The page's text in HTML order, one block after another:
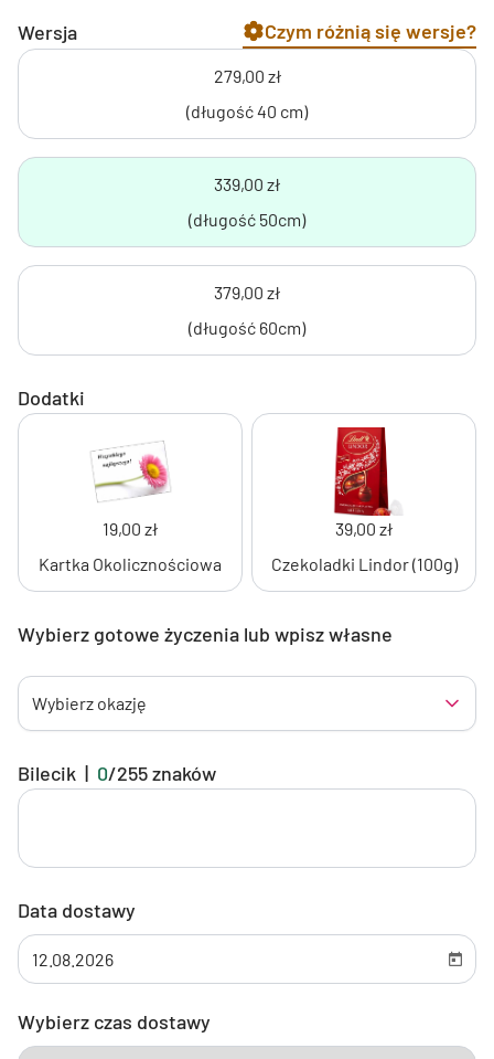
Wersja Czym różnią się wersje?
279,00 zł
(długość 40 cm)
339,00 zł
(długość 50cm)
379,00 zł
(długość 60cm)
Dodatki
19,00 zł
Kartka Okolicznościowa
39,00 zł
Czekoladki Lindor (100g)
Wybierz gotowe życzenia lub wpisz własne
Wybierz okazję
Bilecik | 0/255znaków
Data dostawy
Wybierz czas dostawy